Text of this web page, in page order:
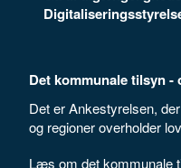
Det kommunale tilsyn -
Det er Ankestyrelsen,
og regioner overholder
Læs om det kommunale